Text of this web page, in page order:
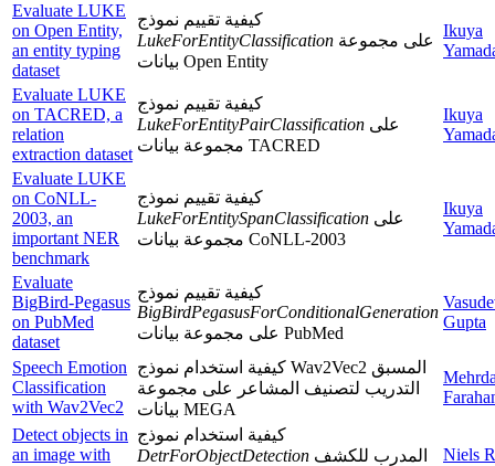
Evaluate LUKE
on Open Entity,
an entity typing
dataset
كيفية تقييم نموذج
LukeForEntityClassification
بيانات Open Entity
Ikuya
Evaluate LUKE
on TACRED, a
relation
extraction dataset
كيفية تقييم نموذج
LukeForEntityPairClassification
مجموعة بيانات TACRED
Ikuya
Evaluate LUKE
on CoNLL-
2003, an
important NER
benchmark
كيفية تقييم نموذج
LukeForEntitySpanClassification
مجموعة بيانات CoNLL-2003
Ikuya
Evaluate
BigBird-Pegasus
on PubMed
dataset
كيفية تقييم نموذج
BigBirdPegasusForConditionalGeneration
على مجموعة بيانات PubMed
Gupta
Speech Emotion
Classification
with Wav2Vec2
كيفية استخدام نموذج Wav2Vec2 المسبق
التدريب لتصنيف المشاعر على مجموعة
بيانات MEGA
Detect objects in
an image with
كيفية استخدام نموذج
DetrForObjectDetection
Niels